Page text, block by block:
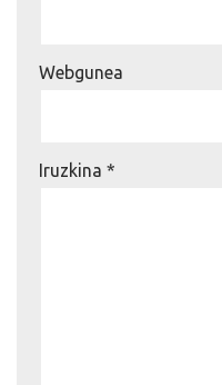
Webgunea
Iruzkina *